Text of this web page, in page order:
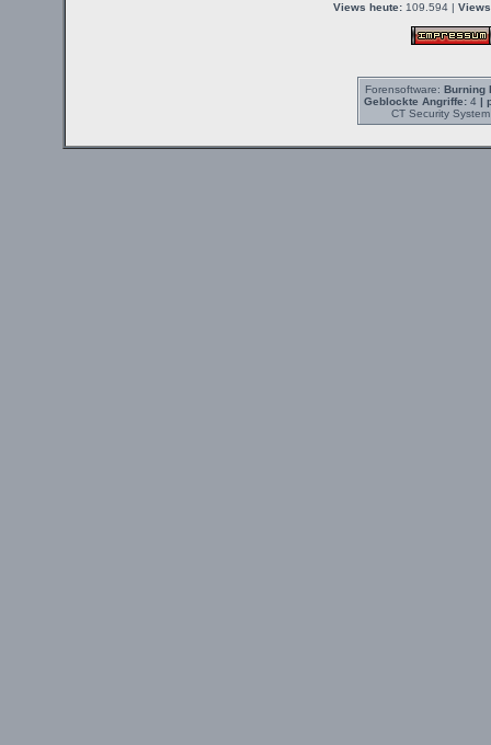
Views heute: 109.594 |
Forensoftware: Burning
Geblockte Angriffe:4 |
CT Security